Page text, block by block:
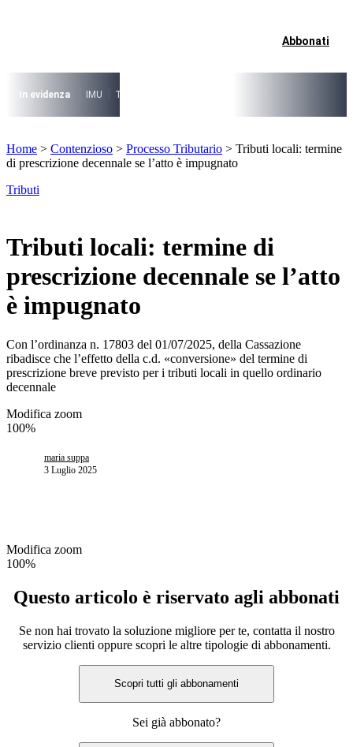
I più cercati
Lorem ipsum dolor sit amet consectetur
Lorem ipsum dolor sit amet consectetur
Abbonati
In evidenza IMU TARI
Lorem ipsum dolor sit amet consectetur
Home > Contenzioso > Processo Tributario > Tributi locali: termine
di prescrizione decennale se l’atto è impugnato
Tributi
Tributi locali: termine di
prescrizione decennale se l’atto
è impugnato
Con l’ordinanza n. 17803 del 01/07/2025, della Cassazione
ribadisce che l’effetto della c.d. «conversione» del termine di
prescrizione breve previsto per i tributi locali in quello ordinario
decennale
Modifica zoom
100%
maria suppa
3 Luglio 2025
Modifica zoom
100%
Questo articolo è riservato agli abbonati
Se non hai trovato la soluzione migliore per te, contatta il nostro
servizio clienti oppure scopri le altre tipologie di abbonamenti.
Scopri tutti gli abbonamenti
Sei già abbonato?